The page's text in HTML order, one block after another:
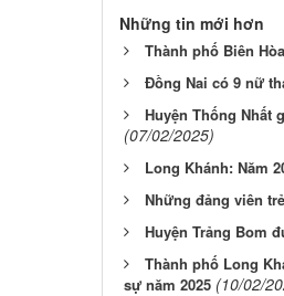
Những tin mới hơn
Thành phố Biên
Đồng Nai có 9 nữ
Huyện Thống Nhất
(07/02/2025)
Long Khánh: Năm
Những đảng viên
Huyện Trảng Bom
Thành phố Long
sự năm 2025 (10/02/